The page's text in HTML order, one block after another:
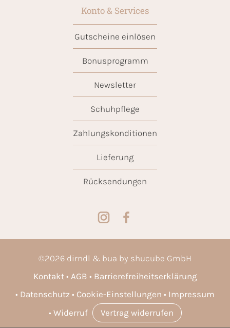
Konto & Services
Gutscheine einlösen
Bonusprogramm
Newsletter
Schuhpflege
Zahlungskonditionen
Lieferung
Rücksendungen
©2026 dirndl & bua by shucube GmbH
Kontakt
AGB
Barrierefreiheitserklärung
Datenschutz
Cookie-Einstellungen
Impressum
Widerruf
Vertrag widerrufen